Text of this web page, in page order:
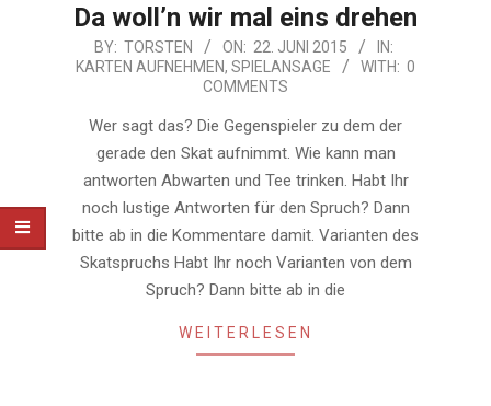
Da woll’n wir mal eins drehen
2015-
06-
BY: TORSTEN ON: 22. JUNI 2015
IN:
KARTEN AUFNEHMEN, SPIELANSAGE WITH: 0
COMMENTS
Wer sagt das? Die Gegenspieler zu dem der
gerade den Skat aufnimmt. Wie kann man
antworten Abwarten und Tee trinken. Habt Ihr
noch lustige Antworten für den Spruch? Dann
bitte ab in die Kommentare damit. Varianten des
Skatspruchs Habt Ihr noch Varianten von dem
Spruch? Dann bitte ab in die
WEITERLESEN